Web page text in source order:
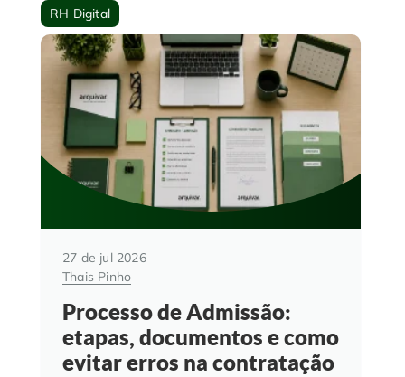
RH Digital
27 de jul 2026
Thais Pinho
Processo de Admissão:
etapas, documentos e como
evitar erros na contratação